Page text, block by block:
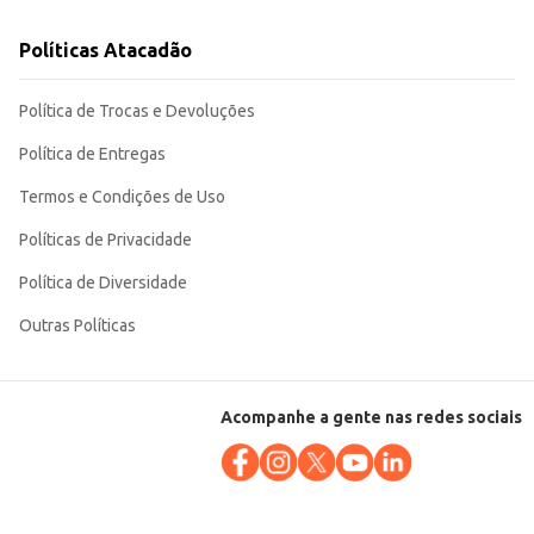
Políticas Atacadão
Política de Trocas e Devoluções
Política de Entregas
Termos e Condições de Uso
Políticas de Privacidade
Política de Diversidade
Outras Políticas
Acompanhe a gente nas redes sociais